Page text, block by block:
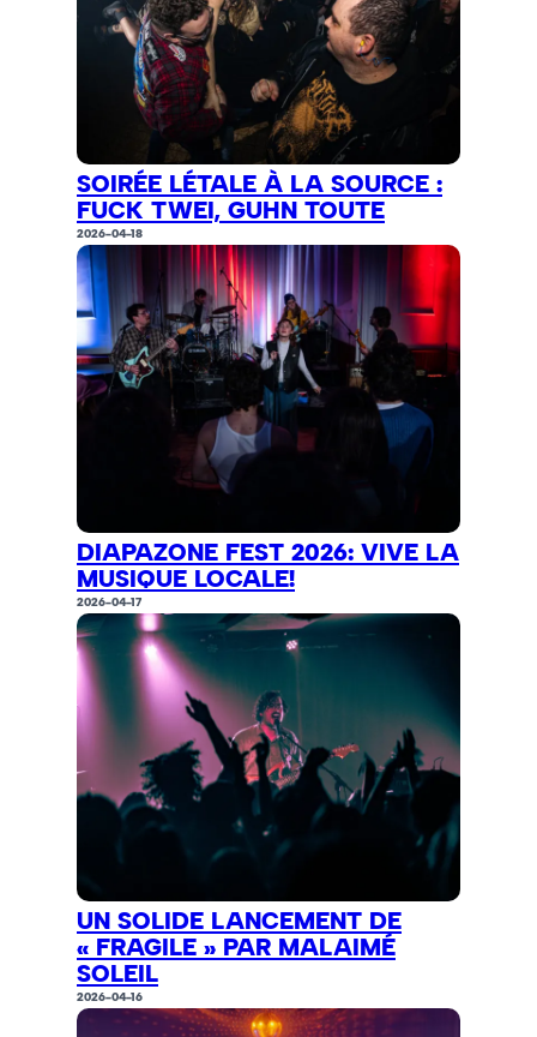
SOIRÉE LÉTALE À LA SOURCE :
FUCK TWEI, GUHN TOUTE
2026-04-18
DIAPAZONE FEST 2026: VIVE LA
MUSIQUE LOCALE!
2026-04-17
UN SOLIDE LANCEMENT DE
« FRAGILE » PAR MALAIMÉ
SOLEIL
2026-04-16